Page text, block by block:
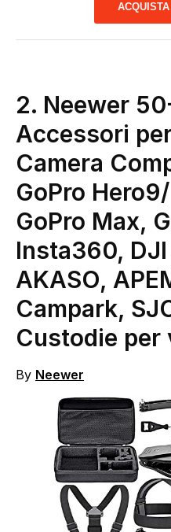
2. Neewer
Accessori
Camera
GoPro
GoPro Max,
Insta360,
AKASO,
Campark,
Custodie per
By Neewer